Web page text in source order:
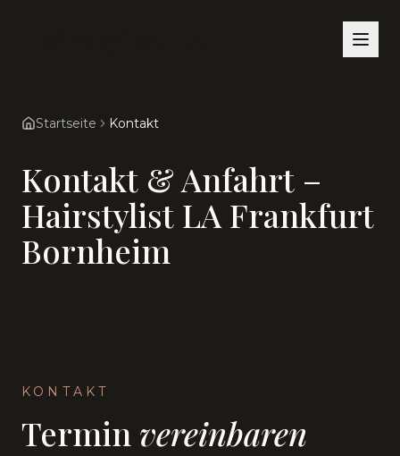
Startseite Kontakt
Kontakt & Anfahrt –
Hairstylist LA Frankfurt
Bornheim
KONTAKT
Termin vereinbaren